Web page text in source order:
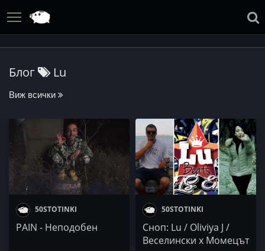
Блог Lu
Виж всички
50STOTINKI
PAIN - Неподобен
50STOTINKI
Сноп: Lu / Oliviya J /
Веселински x Момецът